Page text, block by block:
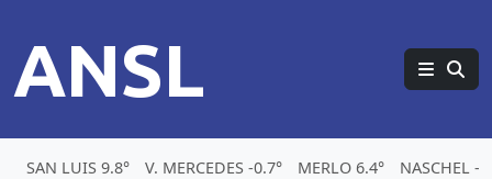
ANSL
SAN LUIS 9.8° V. MERCEDES -0.7° MERLO 6.4° NASCHEL -